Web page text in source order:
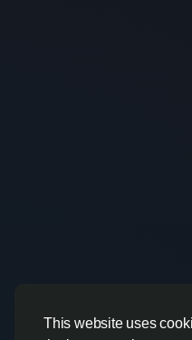
This website uses